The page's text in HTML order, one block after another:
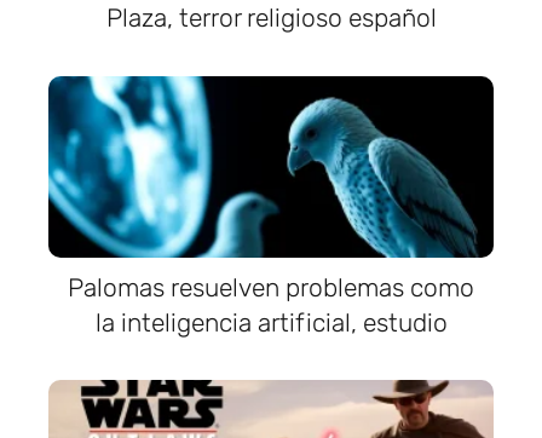
Plaza, terror religioso español
Palomas resuelven problemas como
la inteligencia artificial, estudio